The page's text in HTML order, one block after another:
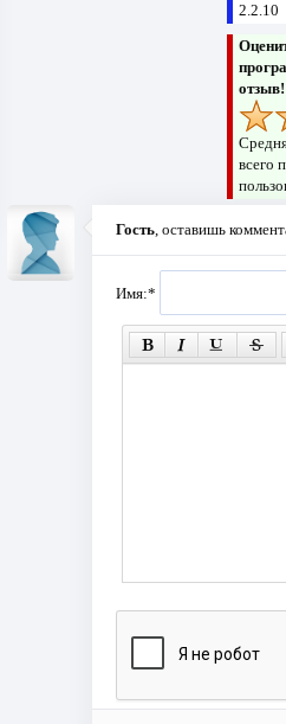
2.2.10
отзыв!
всего
Гость, оставишь
Имя:*